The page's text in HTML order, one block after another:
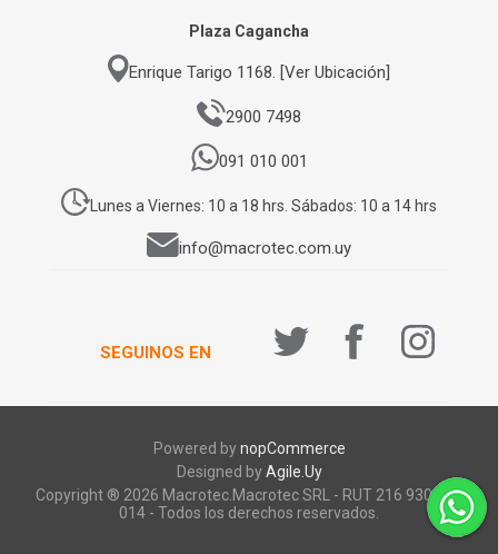
Plaza Cagancha
Enrique Tarigo 1168. [Ver Ubicación]
2900 7498
091 010 001
Lunes a Viernes: 10 a 18 hrs. Sábados: 10 a 14 hrs
info@macrotec.com.uy
SEGUINOS EN
Powered bynopCommerce
Designed byAgile.Uy
Copyright ® 2026 Macrotec.Macrotec SRL - RUT 216 930 920
014 - Todos los derechos reservados.